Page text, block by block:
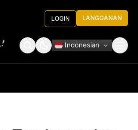
LOGIN LANGGANAN
Indonesian